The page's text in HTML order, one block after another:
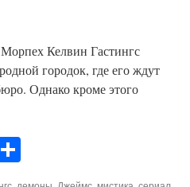
Келвин Гастингс
городок, где его ждут
Однако кроме этого